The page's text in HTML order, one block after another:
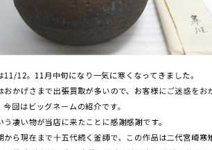
11/12。11月中旬になり一気に寒くなってきました。
おかげさまで出張買取が多いので、お客様にご迷惑をお
今回はビッグネームの紹介です。
う凄い物が当店に来たことに感謝感謝です。
から現在まで十五代続く釜師で、この作品は二代宮崎寒